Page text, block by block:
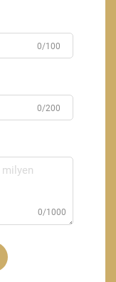
0/100
0/200
0/1000